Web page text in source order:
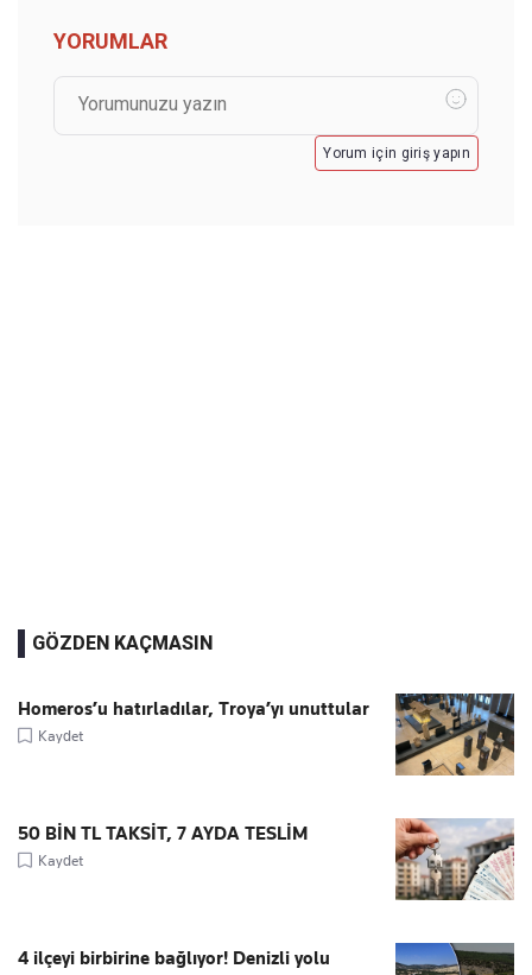
YORUMLAR
Yorum için giriş yapın
GÖZDEN KAÇMASIN
Homeros’u hatırladılar, Troya’yı unuttular
Kaydet
50 BİN TL TAKSİT, 7 AYDA TESLİM
Kaydet
4 ilçeyi birbirine bağlıyor! Denizli yolu